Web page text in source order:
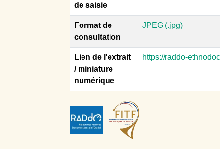
de saisie
Format de
consultation
JPEG (.jpg)
Lien de l'extrait
/ miniature
numérique
https://raddo-